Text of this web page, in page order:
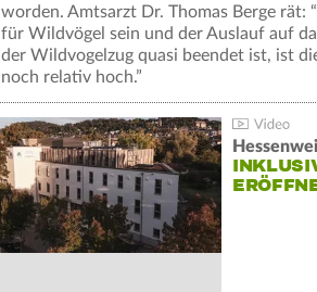
worden. Amtsarzt Dr. Thomas Berge rät:
für Wildvögel sein und der Auslauf auf
der Wildvogelzug quasi beendet ist, ist
noch relativ hoch.”